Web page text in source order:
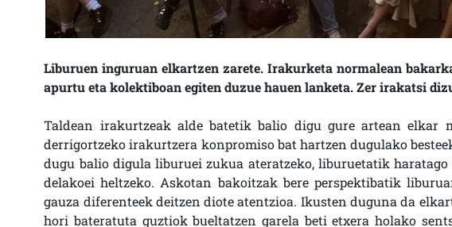
Liburuen inguruan elkartzen zarete. Irakurketa normalean
apurtu eta kolektiboan egiten duzue hauen lanketa. Zer irakatsi
Taldean irakurtzeak alde batetik balio digu gure artean elkar
derrigortzeko irakurtzera konpromiso bat hartzen dugulako
dugu balio digula liburuei zukua ateratzeko, liburuetatik
delakoei heltzeko. Askotan bakoitzak bere perspektibatik
gauza diferenteek deitzen diote atentzioa. Ikusten duguna da
hori bateratuta guztiok bueltatzen garela beti etxera holako